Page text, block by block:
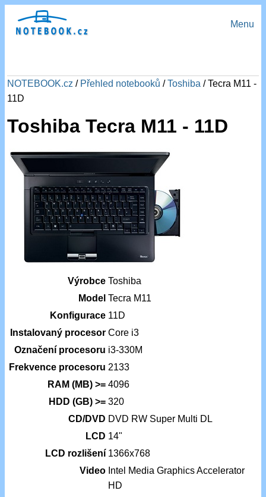
Menu
NOTEBOOK.cz / Přehled notebooků /Toshiba / Tecra M11 -
11D
Toshiba Tecra M11 - 11D
Výrobce Toshiba
Model Tecra M11
Konfigurace 11D
Instalovaný procesor Core i3
Označení procesoru i3-330M
Frekvence procesoru 2133
RAM (MB) >= 4096
HDD (GB) >= 320
CD/DVD DVD RW Super Multi DL
LCD 14"
LCD rozlišení 1366x768
Video Intel Media Graphics Accelerator
HD